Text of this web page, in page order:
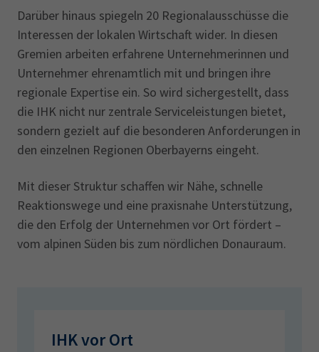
Darüber hinaus spiegeln 20 Regionalausschüsse die
Interessen der lokalen Wirtschaft wider. In diesen
Gremien arbeiten erfahrene Unternehmerinnen und
Unternehmer ehrenamtlich mit und bringen ihre
regionale Expertise ein. So wird sichergestellt, dass
die IHK nicht nur zentrale Serviceleistungen bietet,
sondern gezielt auf die besonderen Anforderungen in
den einzelnen Regionen Oberbayerns eingeht.
Mit dieser Struktur schaffen wir Nähe, schnelle
Reaktionswege und eine praxisnahe Unterstützung,
die den Erfolg der Unternehmen vor Ort fördert –
vom alpinen Süden bis zum nördlichen Donauraum.
IHK vor Ort